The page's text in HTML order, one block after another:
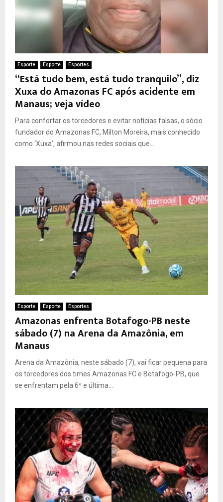
Esporte Esporte Esportes
“Está tudo bem, está tudo tranquilo”, diz
Xuxa do Amazonas FC após acidente em
Manaus; veja vídeo
Para confortar os torcedores e evitar notícias falsas, o sócio
fundador do Amazonas FC, Milton Moreira, mais conhecido
como ‘Xuxa’, afirmou nas redes sociais que...
Esporte Esporte Esportes
Amazonas enfrenta Botafogo-PB neste
sábado (7) na Arena da Amazônia, em
Manaus
Arena da Amazônia, neste sábado (7), vai ficar pequena para
os torcedores dos times Amazonas FC e Botafogo-PB, que
se enfrentam pela 6ª e última...